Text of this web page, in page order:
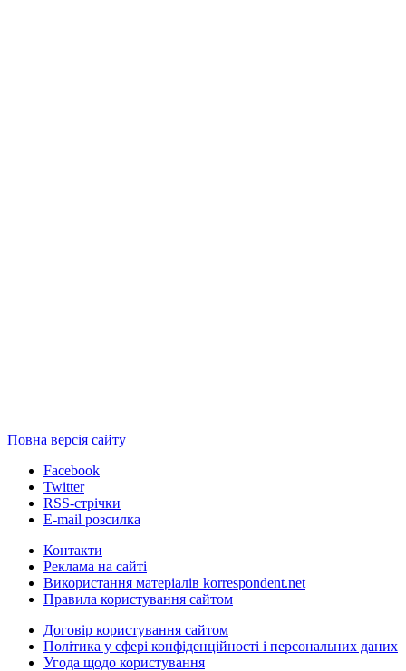
Повна версія сайту
Facebook
Twitter
RSS-стрічки
E-mail розсилка
Контакти
Реклама на сайті
Використання матеріалів korrespondent.net
Правила користування сайтом
Договір користування сайтом
Політика у сфері конфіденційності і персональних даних
Угода щодо користування